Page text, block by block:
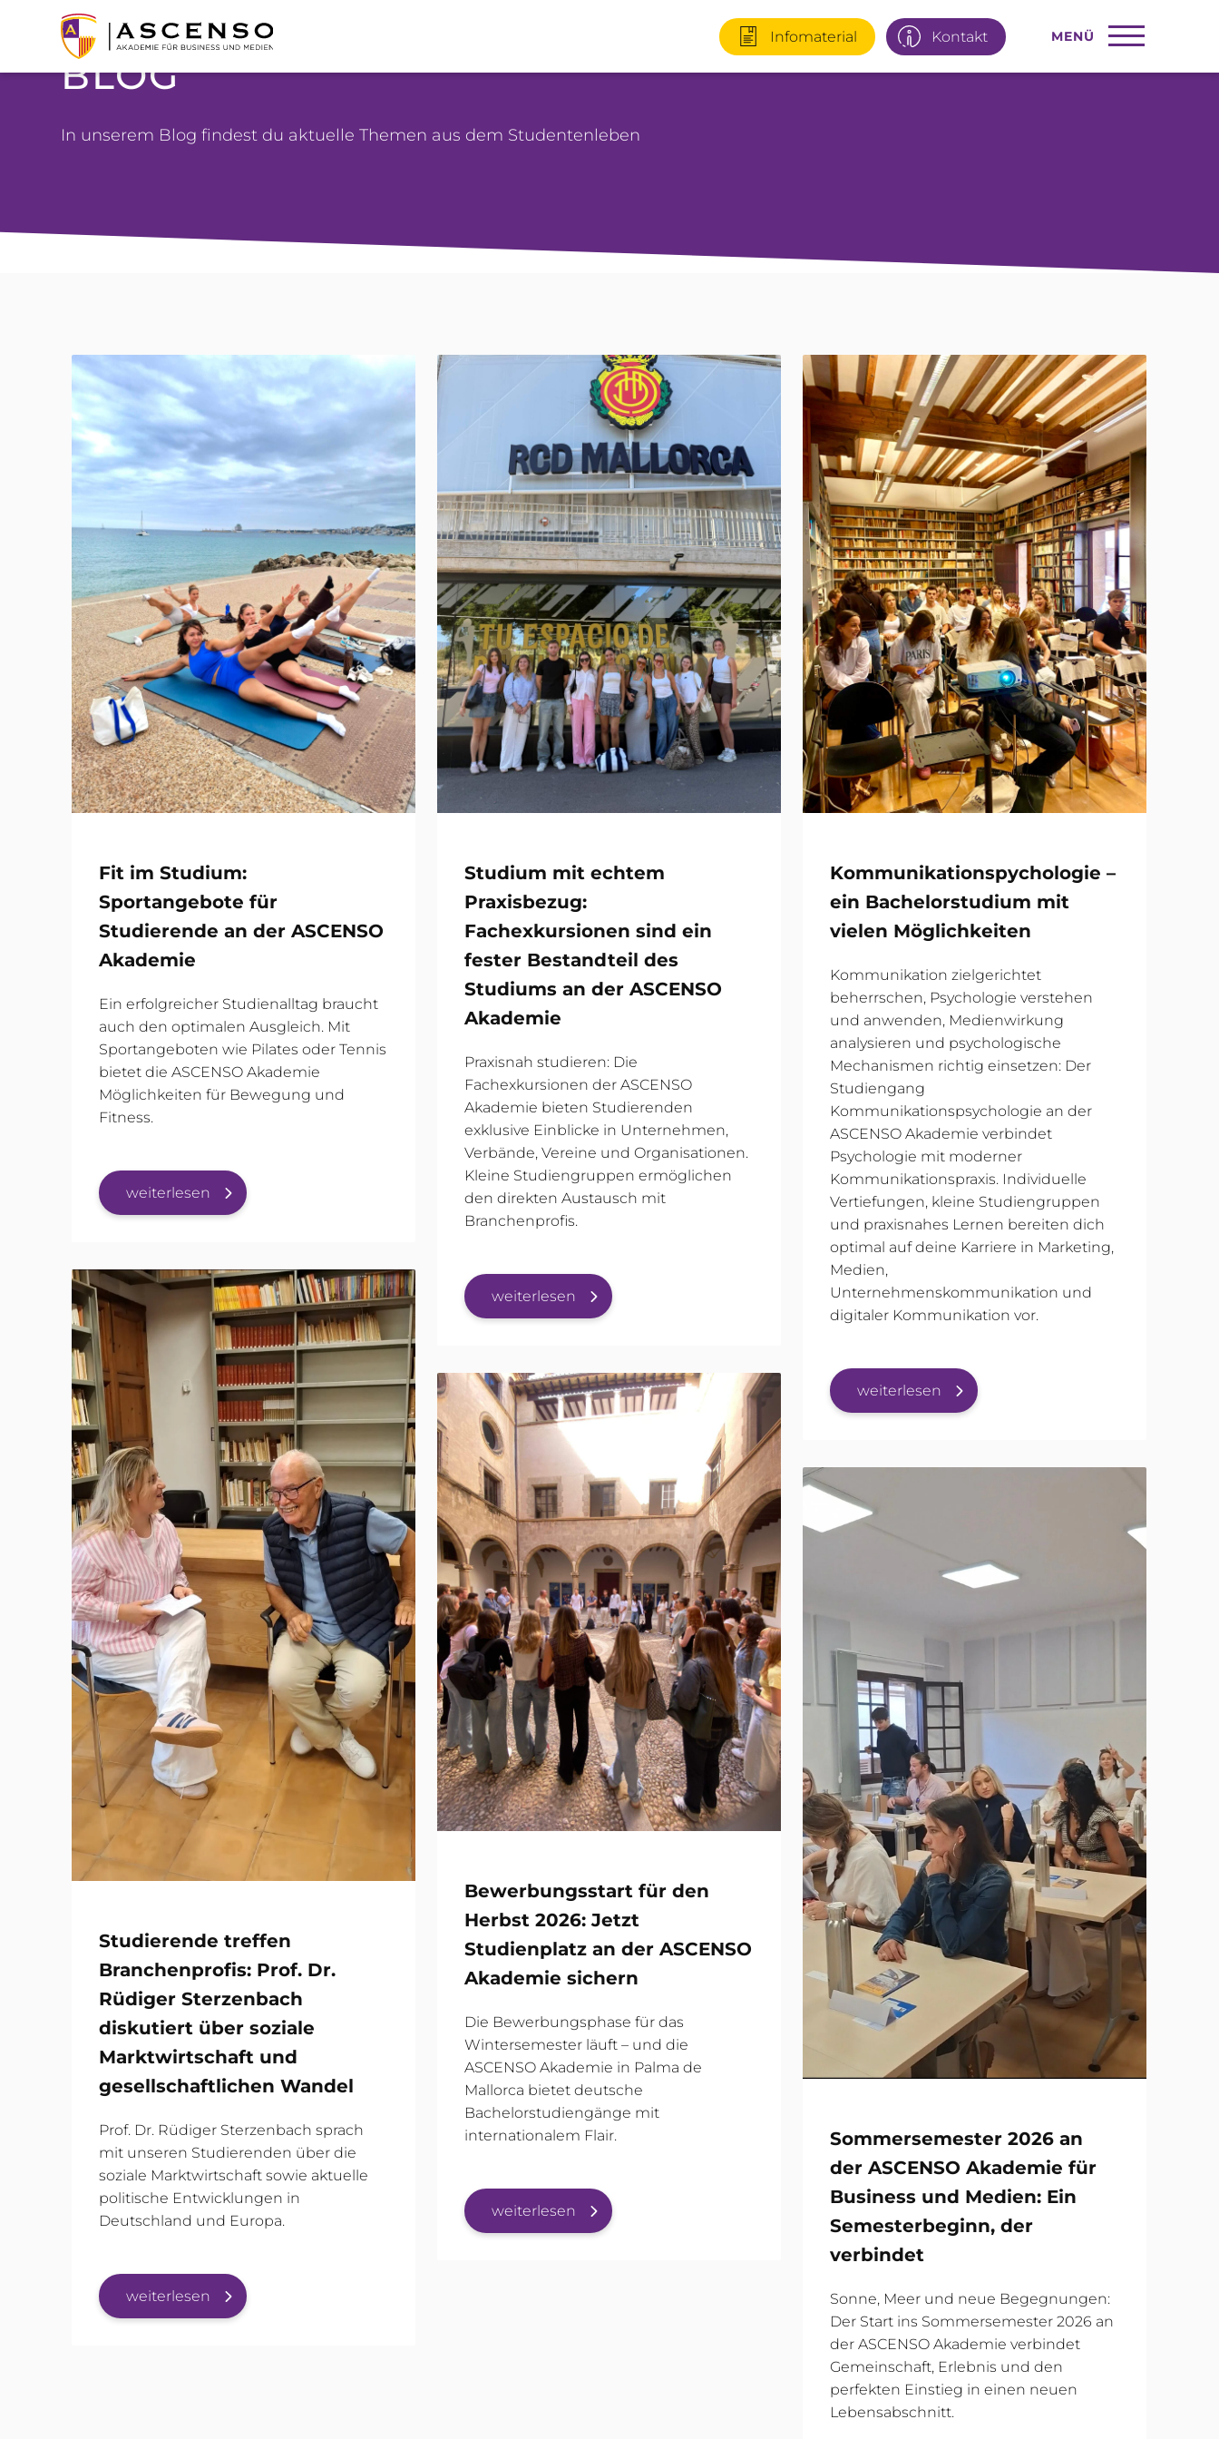
Infomaterial Kontakt MENÜ
+49 3727 95 92 977 Interner Bereich
BLOG
In unserem Blog findest du aktuelle Themen aus dem Studentenleben
Fit im Studium:
Sportangebote für
Studierende an der ASCENSO
Akademie
Ein erfolgreicher Studienalltag braucht
auch den optimalen Ausgleich. Mit
Sportangeboten wie Pilates oder Tennis
bietet die ASCENSO Akademie
Möglichkeiten für Bewegung und
Fitness.
weiterlesen
Studium mit echtem
Praxisbezug:
Fachexkursionen sind ein
fester Bestandteil des
Studiums an der ASCENSO
Akademie
Praxisnah studieren: Die
Fachexkursionen der ASCENSO
Akademie bieten Studierenden
exklusive Einblicke in Unternehmen,
Verbände, Vereine und Organisationen.
Kleine Studiengruppen ermöglichen
den direkten Austausch mit
Branchenprofis.
weiterlesen
Kommunikationspychologie –
ein Bachelorstudium mit
vielen Möglichkeiten
Kommunikation zielgerichtet
beherrschen, Psychologie verstehen
und anwenden, Medienwirkung
analysieren und psychologische
Mechanismen richtig einsetzen: Der
Studiengang
Kommunikationspsychologie an der
ASCENSO Akademie verbindet
Psychologie mit moderner
Kommunikationspraxis. Individuelle
Vertiefungen, kleine Studiengruppen
und praxisnahes Lernen bereiten dich
optimal auf deine Karriere in Marketing,
Medien,
Unternehmenskommunikation und
digitaler Kommunikation vor.
weiterlesen
Studierende treffen
Branchenprofis: Prof. Dr.
Rüdiger Sterzenbach
diskutiert über soziale
Marktwirtschaft und
gesellschaftlichen Wandel
Prof. Dr. Rüdiger Sterzenbach sprach
mit unseren Studierenden über die
soziale Marktwirtschaft sowie aktuelle
politische Entwicklungen in
Deutschland und Europa.
weiterlesen
Bewerbungsstart für den
Herbst 2026: Jetzt
Studienplatz an der ASCENSO
Akademie sichern
Die Bewerbungsphase für das
Wintersemester läuft – und die
ASCENSO Akademie in Palma de
Mallorca bietet deutsche
Bachelorstudiengänge mit
internationalem Flair.
weiterlesen
Sommersemester 2026 an
der ASCENSO Akademie für
Business und Medien: Ein
Semesterbeginn, der
verbindet
Sonne, Meer und neue Begegnungen:
Der Start ins Sommersemester 2026 an
der ASCENSO Akademie verbindet
Gemeinschaft, Erlebnis und den
perfekten Einstieg in einen neuen
Lebensabschnitt.